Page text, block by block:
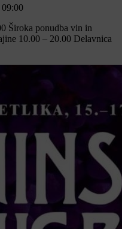
09:00
Široka ponudba vin in
10.00 – 20.00 Delavnica